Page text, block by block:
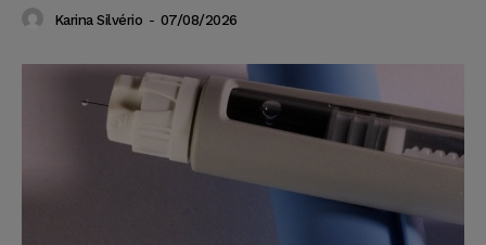
Karina Silvério - 07/08/2026